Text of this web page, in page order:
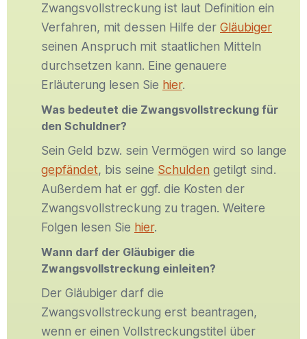
Zwangsvollstreckung ist laut Definition ein
Verfahren, mit dessen Hilfe der Gläubiger
seinen Anspruch mit staatlichen Mitteln
durchsetzen kann. Eine genauere
Erläuterung lesen Sie hier.
Was bedeutet die Zwangsvollstreckung für
den Schuldner?
Sein Geld bzw. sein Vermögen wird so lange
gepfändet, bis seine Schulden getilgt sind.
Außerdem hat er ggf. die Kosten der
Zwangsvollstreckung zu tragen. Weitere
Folgen lesen Sie hier.
Wann darf der Gläubiger die
Zwangsvollstreckung einleiten?
Der Gläubiger darf die
Zwangsvollstreckung erst beantragen,
wenn er einen Vollstreckungstitel über